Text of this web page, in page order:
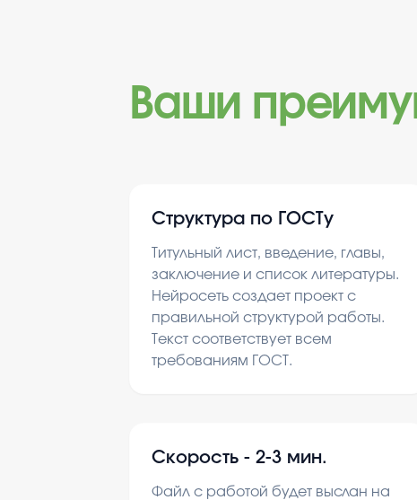
Ваши
Структура по ГОСТу
Титульный лист, введение, главы,
заключение и список литературы.
Нейросеть создает проект с
правильной структурой работы.
Текст соответствует всем
требованиям ГОСТ.
Скорость - 2-3 мин.
Файл с работой будет выслан на